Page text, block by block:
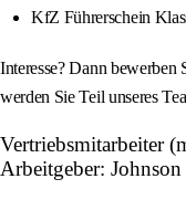
KfZ Führerschein
Interesse? Dann bewerben
werden Sie Teil unseres
Vertriebsmitarbeiter
Arbeitgeber: